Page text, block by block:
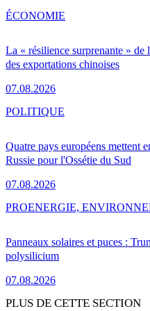
La « résilience surprenante »
des exportations chinoises
07.08.2026
ÉCONOMIE
Quatre pays européens mettent
Russie pour l'Ossétie du Sud
07.08.2026
POLITIQUE
Panneaux solaires et puces :
polysilicium
07.08.2026
PROENERGIE,
PLUS DE CETTE SECTION